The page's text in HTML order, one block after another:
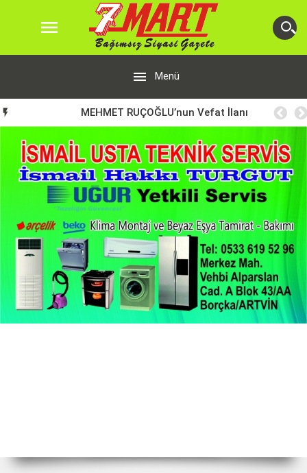

 Menü
 MEHMET RUÇOĞLU’nun Vefat İlanı